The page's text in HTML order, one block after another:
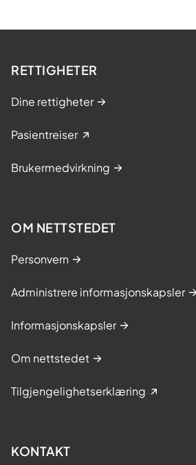
RETTIGHETER
Dine rettigheter
Pasientreiser
Brukermedvirkning
OM NETTSTEDET
Personvern
Administrere informasjonskapsler
Informasjonskapsler
Om nettstedet
Tilgjengelighetserklæring
KONTAKT